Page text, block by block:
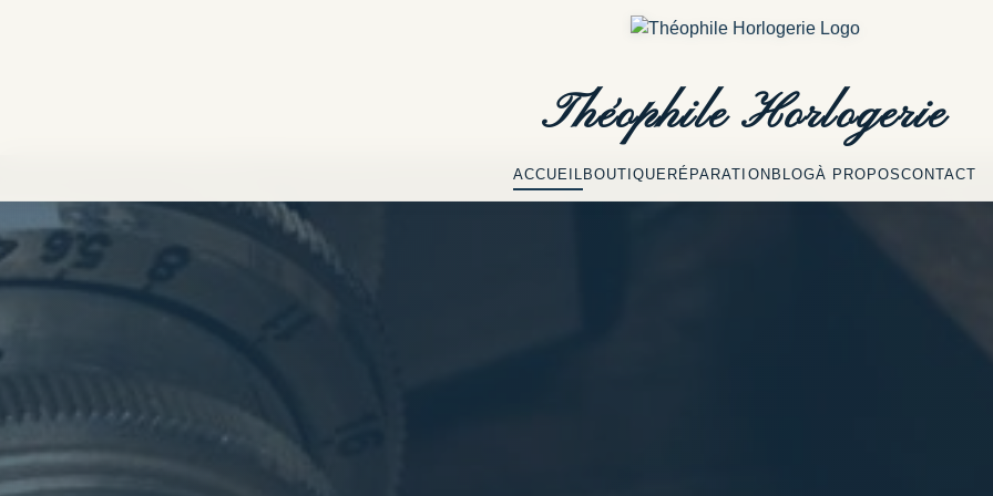
ACCUEIL BOUTIQUE RÉPARATION BLOGÀ PROPOSCONTACT
ThéophileHorlogerie